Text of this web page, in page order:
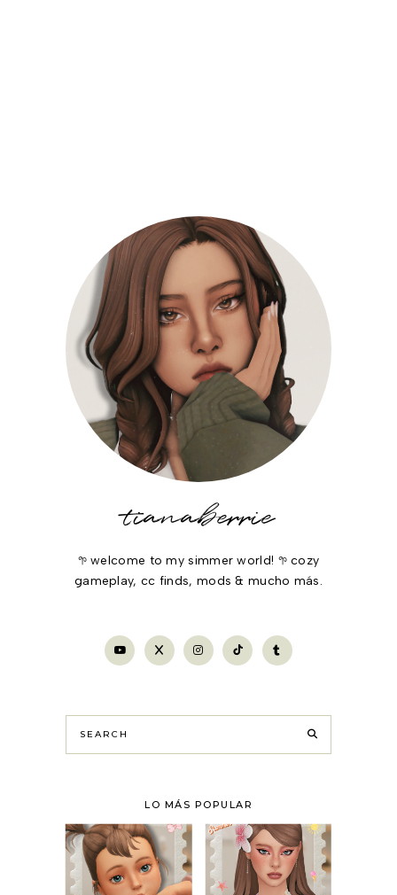
tianaberrie
𖧧 welcome to my simmer world! 𖧧 cozy
gameplay, cc finds, mods & mucho más.
LO MÁS POPULAR